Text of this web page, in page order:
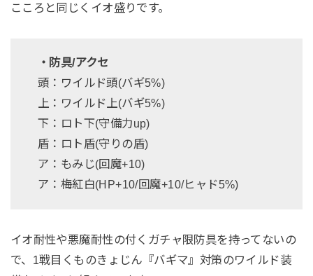
こころと同じくイオ盛りです。
・防具/アクセ
頭：ワイルド頭(バギ5%)
上：ワイルド上(バギ5%)
下：ロト下(守備力up)
盾：ロト盾(守りの盾)
ア：もみじ(回魔+10)
ア：梅紅白(HP+10/回魔+10/ヒャド5%)
イオ耐性や悪魔耐性の付くガチャ限防具を持ってないの
で、1戦目くものきょじん『バギマ』対策のワイルド装